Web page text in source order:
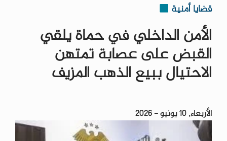
قضايا أمنية
الأمن الداخلي في حماة يلقي
القبض على عصابة تمتهن
الاحتيال ببيع الذهب المزيف
الأربعاء, 10 يونيو - 2026